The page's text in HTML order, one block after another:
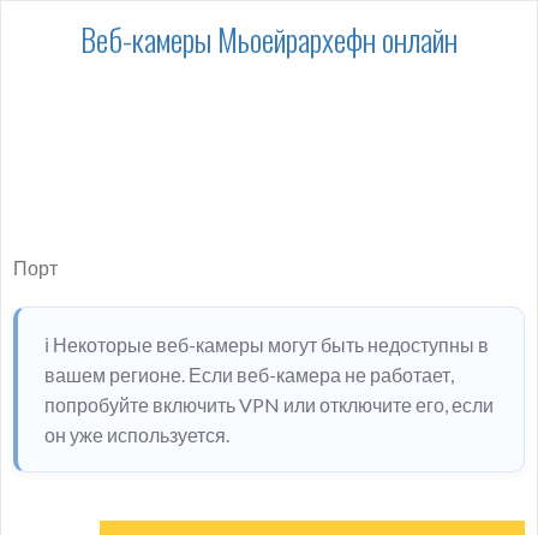
Веб-камеры Мьоейрархефн онлайн
Порт
ℹ️ Некоторые веб-камеры могут быть недоступны в
вашем регионе. Если веб-камера не работает,
попробуйте включить VPN или отключите его, если
он уже используется.